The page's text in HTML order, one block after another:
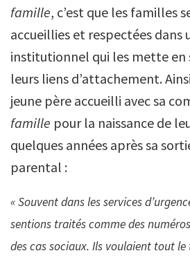
famille, c’est que les familles
accueillies et respectées dans
institutionnel qui les mette
leurs liens d’attachement.
jeune père accueilli avec sa
famille pour la naissance de
quelques années après sa
parental :
« Souvent dans les services
sentions traités comme des
des cas sociaux. Ils voulaient tout le